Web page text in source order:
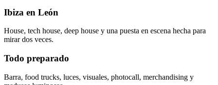
Ibiza en León
House, tech house, deep house y una puesta en escena hecha para
mirar dos veces.
Todo preparado
Barra, food trucks, luces, visuales, photocall, merchandising y